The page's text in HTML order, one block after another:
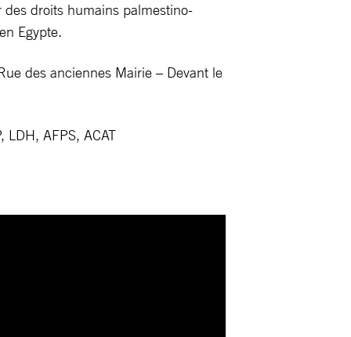
droits humains palmestino-
Egypte.
des anciennes Mairie – Devant le
AFPS, ACAT